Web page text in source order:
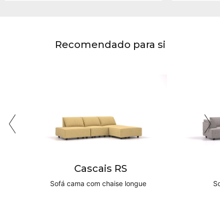
Recomendado para si
Cascais RS
Sofá cama com chaise longue